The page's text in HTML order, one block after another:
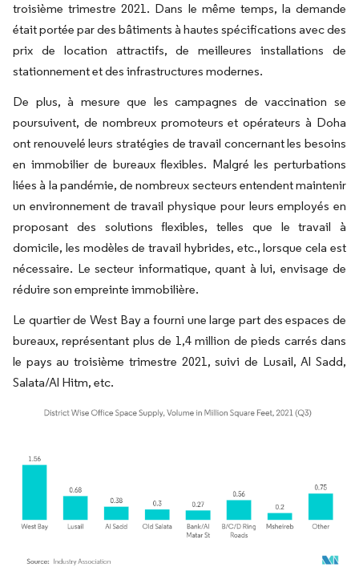
troisième trimestre 2021. Dans le même temps, la demande
était portée par des bâtiments à hautes spécifications avec des
prix de location attractifs, de meilleures installations de
stationnement et des infrastructures modernes.
De plus, à mesure que les campagnes de vaccination se
poursuivent, de nombreux promoteurs et opérateurs à Doha
ont renouvelé leurs stratégies de travail concernant les besoins
en immobilier de bureaux flexibles. Malgré les perturbations
liées à la pandémie, de nombreux secteurs entendent maintenir
un environnement de travail physique pour leurs employés en
proposant des solutions flexibles, telles que le travail à
domicile, les modèles de travail hybrides, etc., lorsque cela est
nécessaire. Le secteur informatique, quant à lui, envisage de
réduire son empreinte immobilière.
Le quartier de West Bay a fourni une large part des espaces de
bureaux, représentant plus de 1,4 million de pieds carrés dans
le pays au troisième trimestre 2021, suivi de Lusail, Al Sadd,
Salata/Al Hitm, etc.